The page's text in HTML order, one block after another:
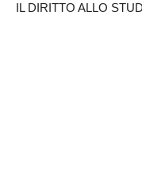
IL DIRITTO ALLO